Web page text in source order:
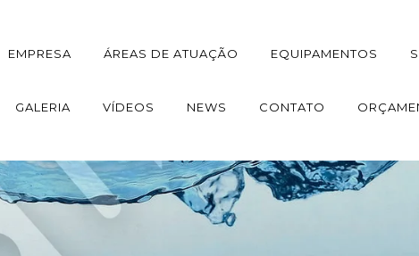
EMPRESA ÁREAS DE ATUAÇÃO EQUIPAMENTOS
GALERIA VÍDEOS NEWS CONTATO